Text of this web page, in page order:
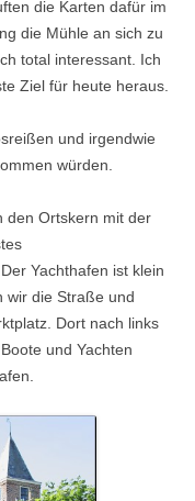
die Karten dafür im
die Mühle an sich zu
total interessant. Ich
Ziel für heute heraus.
und irgendwie
würden.
den Ortskern mit der
Yachthafen ist klein
wir die Straße und
Dort nach links
und Yachten